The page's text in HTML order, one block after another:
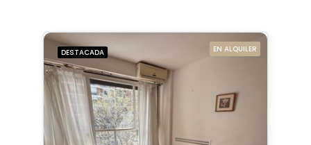
DESTACADA EN ALQUILER